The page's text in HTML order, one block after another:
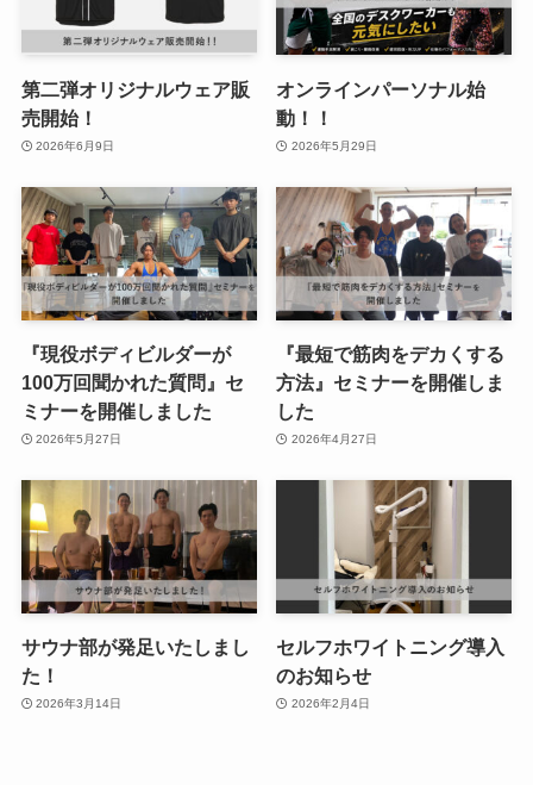
第二弾オリジナルウェア販
売開始！
2026年6月9日
オンラインパーソナル始
動！！
2026年5月29日
『現役ボディビルダーが
100万回聞かれた質問』セ
ミナーを開催しました
2026年5月27日
『最短で筋肉をデカくする
方法』セミナーを開催しま
した
2026年4月27日
サウナ部が発足いたしまし
た！
2026年3月14日
セルフホワイトニング導入
のお知らせ
2026年2月4日